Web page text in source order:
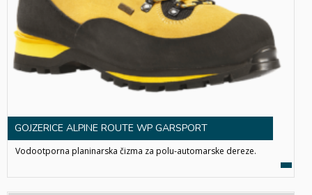
GOJZERICE ALPINE ROUTE WP GARSPORT
Vodootporna planinarska čizma za polu-automarske dereze.